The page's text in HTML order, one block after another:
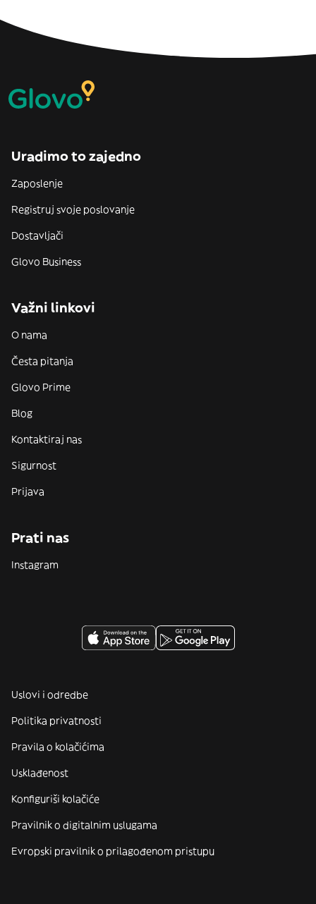
Uradimo to zajedno
Zaposlenje
Registruj svoje poslovanje
Dostavljači
Glovo Business
Važni linkovi
O nama
Česta pitanja
Glovo Prime
Blog
Kontaktiraj nas
Sigurnost
Prijava
Prati nas
Instagram
Uslovi i odredbe
Politika privatnosti
Pravila o kolačićima
Usklađenost
Konfiguriši kolačiće
Pravilnik o digitalnim uslugama
Evropski pravilnik o prilagođenom pristupu